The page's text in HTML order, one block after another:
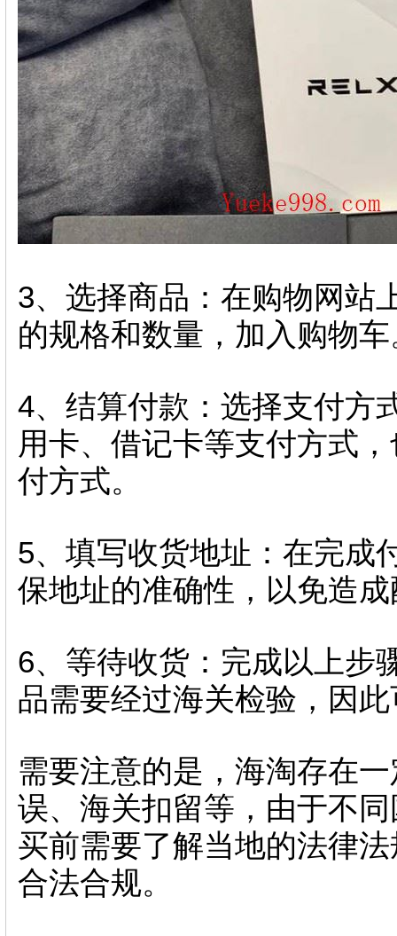
3、选择商品：在购物网站
的规格和数量，加入购物车
4、结算付款：选择支付方
用卡、借记卡等支付方式
付方式。
5、填写收货地址：在完成
保地址的准确性，以免造
6、等待收货：完成以上步
品需要经过海关检验，因
需要注意的是，海淘存在
误、海关扣留等，由于不
买前需要了解当地的法律
合法合规。